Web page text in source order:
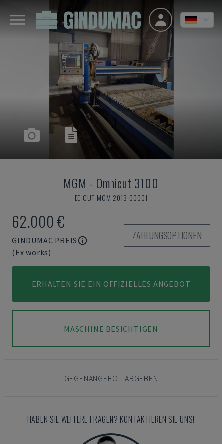
MGM - Omnicut 3100
EE-CUT-MGM-2013-00001
62.000 €
GINDUMAC PREIS
(Ex works)
ZAHLUNGSOPTIONEN
ERHALTEN SIE EIN OFFIZIELLES ANGEBOT
MASCHINE BESICHTIGEN
GEGENANGEBOT ABGEBEN
HABEN SIE WEITERE FRAGEN? KONTAKTIEREN SIE UNS!